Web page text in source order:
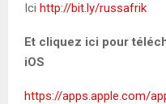
Ici http://bit.ly/russafrik
Et cliquez ici pour
iOS
https://apps.apple.com/